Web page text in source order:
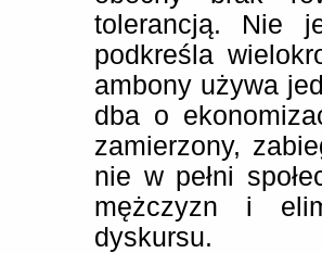
tolerancją. Nie
podkreśla
ambony używa
dba o
zamierzony,
nie w pełni
mężczyzn i
dyskursu.